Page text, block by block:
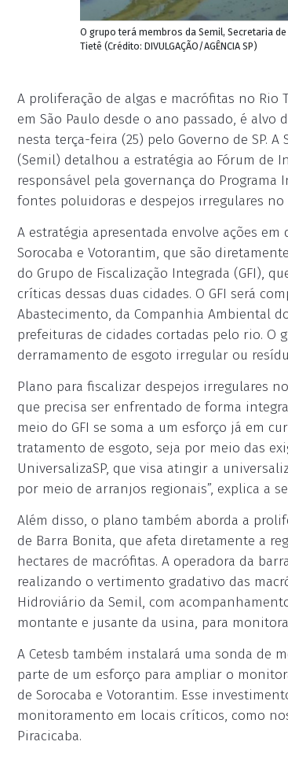
O grupo terá membros da Semil, Secretaria
Tietê (Crédito: DIVULGAÇÃO/AGÊNCIA SP)
A proliferação de algas e macrófitas no Rio
em São Paulo desde o ano passado, é
nesta terça-feira (25) pelo Governo de SP.
(Semil) detalhou a estratégia ao Fórum de
responsável pela governança do
fontes poluidoras e despejos irregulares no
A estratégia apresentada envolve ações
Sorocaba e Votorantim, que são
do Grupo de Fiscalização Integrada (GFI),
críticas dessas duas cidades. O GFI será
Abastecimento, da Companhia Ambiental
prefeituras de cidades cortadas pelo rio. O
derramamento de esgoto irregular ou
Plano para fiscalizar despejos irregulares
que precisa ser enfrentado de forma
meio do GFI se soma a um esforço já em
tratamento de esgoto, seja por meio das
UniversalizaSP, que visa atingir a
por meio de arranjos regionais”, explica a
Além disso, o plano também aborda a
de Barra Bonita, que afeta diretamente a
hectares de macrófitas. A operadora da
realizando o vertimento gradativo das
Hidroviário da Semil, com
montante e jusante da usina, para
A Cetesb também instalará uma sonda de
parte de um esforço para ampliar o
de Sorocaba e Votorantim. Esse
monitoramento em locais críticos, como
Piracicaba.